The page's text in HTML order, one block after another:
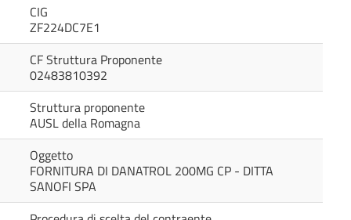
CIG
ZF224DC7E1
CF Struttura Proponente
02483810392
Struttura proponente
AUSL della Romagna
Oggetto
FORNITURA DI DANATROL 200MG CP - DITTA
SANOFI SPA